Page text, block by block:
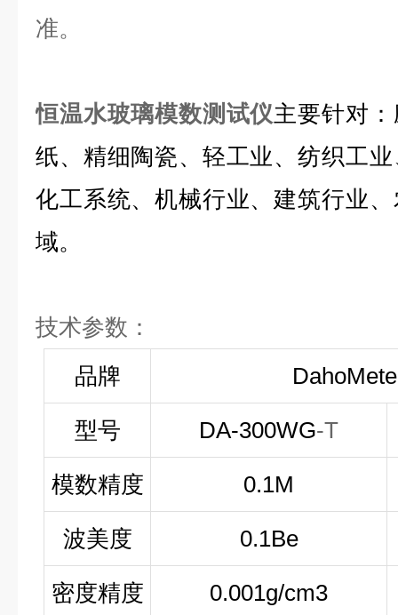
准。
恒温水玻璃模数测试仪主要针对：
纸、精细陶瓷、轻工业、纺织工
化工系统、机械行业、建筑行业
域。
技术参数：
品牌
型号 DA-300WG-T
模数精度 0.1M
波美度 0.1Be
密度精度 0.001g/cm3